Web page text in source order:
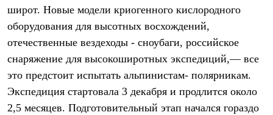
Среднее термобелье
Легкое термобелье
Лёгкая одежда
Футболки
Толстовки
Брюки
Шорты
Женская одежда
Утепленная пухом
широт. Новые модели криогенного кислородного
оборудования для высотных восхождений,
отечественные вездеходы - сноубаги, российское
снаряжение для высокоширотных экспедиций,— все
это предстоит испытать альпинистам- полярникам.
Экспедиция стартовала 3 декабря и продлится около
2,5 месяцев. Подготовительный этап начался гораздо